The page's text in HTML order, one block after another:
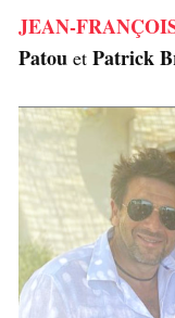
JEAN-
Patou et Patrick